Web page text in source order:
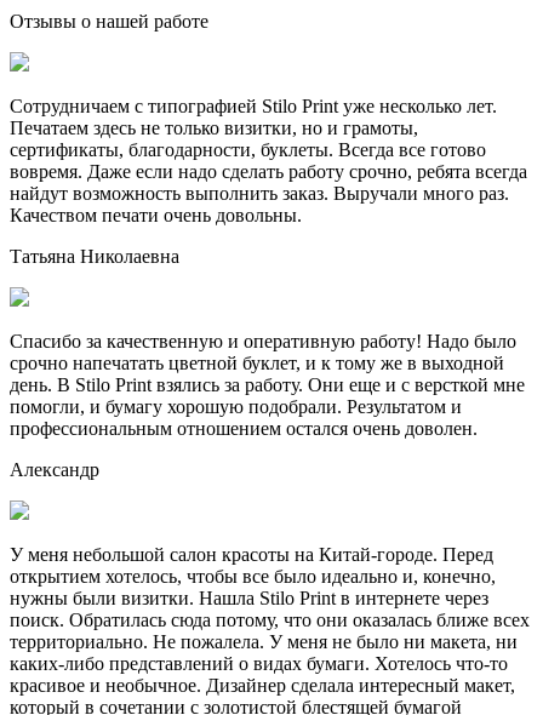
Отзывы о нашей работе
Сотрудничаем с типографией Stilo Print уже несколько лет.
Печатаем здесь не только визитки, но и грамоты,
сертификаты, благодарности, буклеты. Всегда все готово
вовремя. Даже если надо сделать работу срочно, ребята всегда
найдут возможность выполнить заказ. Выручали много раз.
Качеством печати очень довольны.
Татьяна Николаевна
Спасибо за качественную и оперативную работу! Надо было
срочно напечатать цветной буклет, и к тому же в выходной
день. В Stilo Print взялись за работу. Они еще и с версткой мне
помогли, и бумагу хорошую подобрали. Результатом и
профессиональным отношением остался очень доволен.
Александр
У меня небольшой салон красоты на Китай-городе. Перед
открытием хотелось, чтобы все было идеально и, конечно,
нужны были визитки. Нашла Stilo Print в интернете через
поиск. Обратилась сюда потому, что они оказалась ближе всех
территориально. Не пожалела. У меня не было ни макета, ни
каких-либо представлений о видах бумаги. Хотелось что-то
красивое и необычное. Дизайнер сделала интересный макет,
который в сочетании с золотистой блестящей бумагой